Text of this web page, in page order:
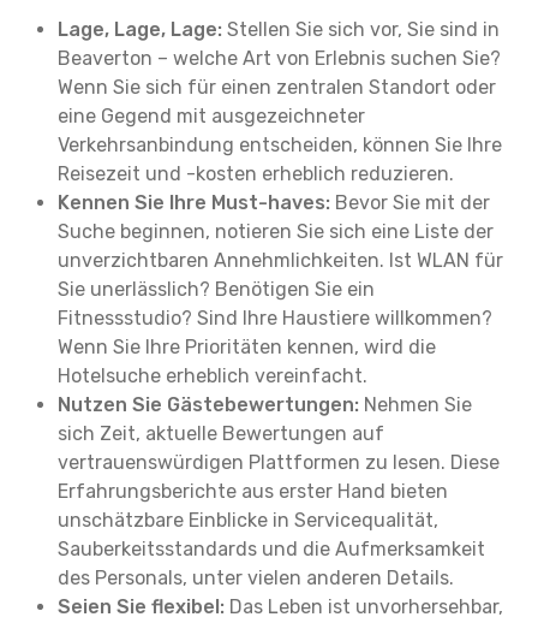
Lage, Lage, Lage: Stellen Sie sich vor, Sie sind in
Beaverton – welche Art von Erlebnis suchen Sie?
Wenn Sie sich für einen zentralen Standort oder
eine Gegend mit ausgezeichneter
Verkehrsanbindung entscheiden, können Sie Ihre
Reisezeit und -kosten erheblich reduzieren.
Kennen Sie Ihre Must-haves: Bevor Sie mit der
Suche beginnen, notieren Sie sich eine Liste der
unverzichtbaren Annehmlichkeiten. Ist WLAN für
Sie unerlässlich? Benötigen Sie ein
Fitnessstudio? Sind Ihre Haustiere willkommen?
Wenn Sie Ihre Prioritäten kennen, wird die
Hotelsuche erheblich vereinfacht.
Nutzen Sie Gästebewertungen: Nehmen Sie
sich Zeit, aktuelle Bewertungen auf
vertrauenswürdigen Plattformen zu lesen. Diese
Erfahrungsberichte aus erster Hand bieten
unschätzbare Einblicke in Servicequalität,
Sauberkeitsstandards und die Aufmerksamkeit
des Personals, unter vielen anderen Details.
Seien Sie flexibel: Das Leben ist unvorhersehbar,